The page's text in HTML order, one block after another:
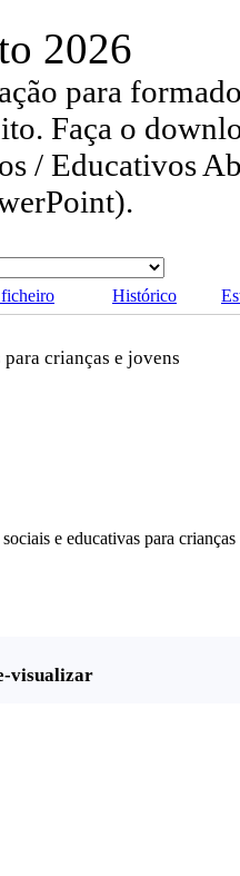
2026
para
Faça o
/ Educativos
Histórico
crianças e jovens
e educativas para
visualizar